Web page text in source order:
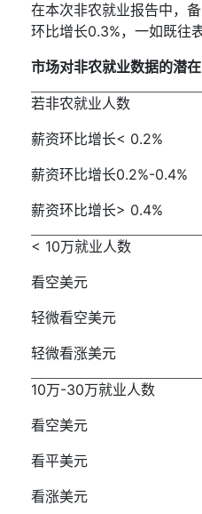
在本次非农就业报告中，
环比增长0.3%， 一如既往
市场对非农就业数据的潜
若非农就业人数
薪资环比增长< 0.2%
薪资环比增长0.2%-0.4%
薪资环比增长> 0.4%
< 10万就业人数
看空美元
轻微看空美元
轻微看涨美元
10万-30万就业人数
看空美元
看平美元
看涨美元